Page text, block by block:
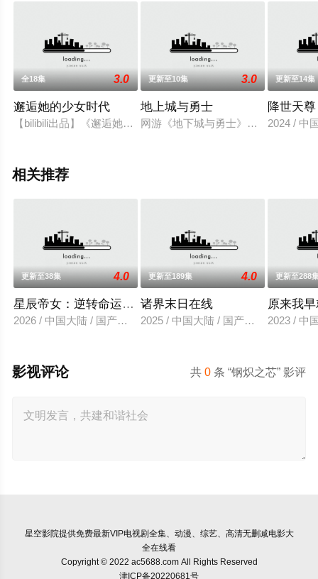
全18集 3.0
邂逅她的少女时代
【bilibili出品】《邂逅她的少女时代》首支PV上线！重返20岁，
更新至10集 3.0
地上城与勇士
网游《地下城与勇士》同人脑洞泡面
更新至14集
降世天尊
2024 / 中
相关推荐
更新至38集 4.0
星辰帝女：逆转命运之歌
2026 / 中国大陆 / 国产动漫
更新至189集 4.0
诸界末日在线
2025 / 中国大陆 / 国产动漫
更新至288
原来我
2023 / 中
共0 条 “钢炽之芯” 影评
影视评论
星空影院提供免费最新VIP电视剧全集、动漫、综艺、高清无删减电影大
全在线看
Copyright © 2022 ac5688.com All Rights Reserved
津ICP备20220681号